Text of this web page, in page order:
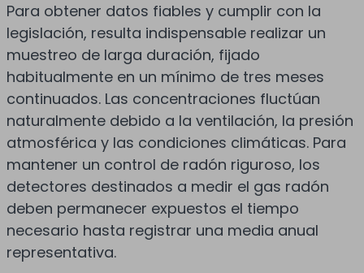
Para obtener datos fiables y cumplir con la
legislación, resulta indispensable realizar un
muestreo de larga duración, fijado
habitualmente en un mínimo de tres meses
continuados. Las concentraciones fluctúan
naturalmente debido a la ventilación, la presión
atmosférica y las condiciones climáticas. Para
mantener un control de radón riguroso, los
detectores destinados a medir el gas radón
deben permanecer expuestos el tiempo
necesario hasta registrar una media anual
representativa.